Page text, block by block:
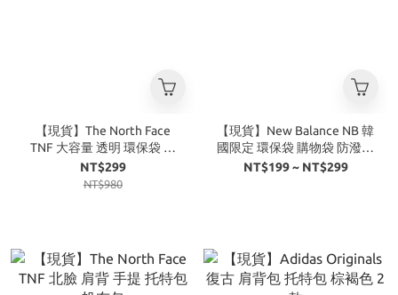
【現貨】The North Face
TNF 大容量 透明 環保袋 購
物袋
NT$299
NT$980
【現貨】New Balance NB 韓
國限定 環保袋 購物袋 防潑水
手提袋 大 中 小
NT$199 ~ NT$299